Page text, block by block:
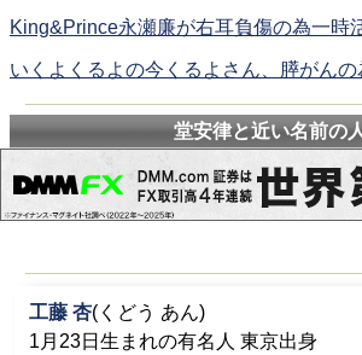
King&Prince永瀬廉が右耳負傷の為一時
いくよくるよの今くるよさん、膵がんの
堂安律と近い名前の
工藤 杏(くどう あん)
1月23日生まれの有名人 東京出身